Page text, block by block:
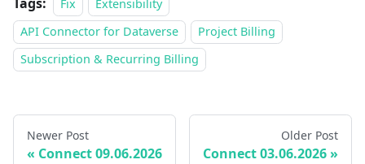
Fix
Extensibility
API Connector for Dataverse
Project Billing
Subscription & Recurring Billing
Newer Post
Connect 09.06.2026
Older Post
Connect 03.06.2026